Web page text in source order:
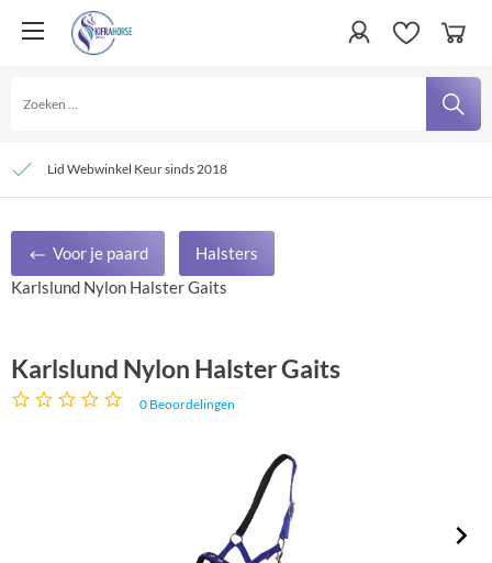
Persoonlijke service
Verzending € 4,95 en gratis bij besteding vanaf € 100,- binnen Nederland
Lid Webwinkel Keur sinds 2018
Voor je paard
Halsters
Karlslund Nylon Halster Gaits
Karlslund Nylon Halster Gaits
0 Beoordelingen